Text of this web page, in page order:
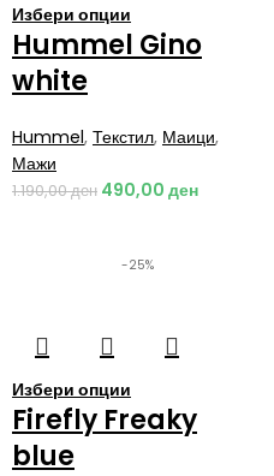
Избери опции
Hummel Gino
white
Hummel, Текстил, Маици,
Мажи
1.190,00ден 490,00 ден
-25%
Избери опции
Firefly Freaky
blue